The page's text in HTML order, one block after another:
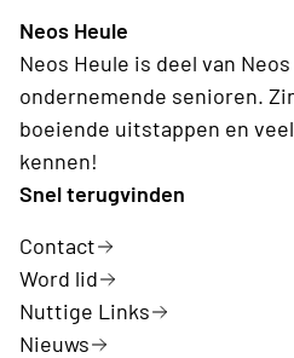
Neos Heule
Neos Heule is deel van
ondernemende senioren.
boeiende uitstappen en
kennen!
Snel terugvinden
Contact
Word lid
Nuttige Links
Nieuws